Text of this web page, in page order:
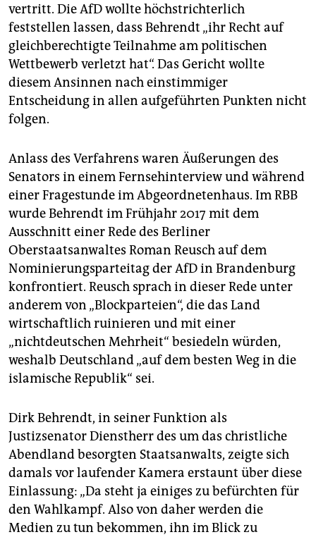
vertritt. Die AfD wollte höchstrichterlich
feststellen lassen, dass Behrendt „ihr Recht auf
gleichberechtigte Teilnahme am politischen
Wettbewerb verletzt hat“. Das Gericht wollte
diesem Ansinnen nach einstimmiger
Entscheidung in allen aufgeführten Punkten nicht
folgen.
Anlass des Verfahrens waren Äußerungen des
Senators in einem Fernsehinterview und während
einer Fragestunde im Abgeordnetenhaus. Im RBB
wurde Behrendt im Frühjahr 2017 mit dem
Ausschnitt einer Rede des Berliner
Oberstaatsanwaltes Roman Reusch auf dem
Nominierungsparteitag der AfD in Brandenburg
konfrontiert. Reusch sprach in dieser Rede unter
anderem von „Blockparteien“, die das Land
wirtschaftlich ruinieren und mit einer
„nichtdeutschen Mehrheit“ besiedeln würden,
weshalb Deutschland „auf dem besten Weg in die
islamische Republik“ sei.
Dirk Behrendt, in seiner Funktion als
Justizsenator Dienstherr des um das christliche
Abendland besorgten Staatsanwalts, zeigte sich
damals vor laufender Kamera erstaunt über diese
Einlassung: „Da steht ja einiges zu befürchten für
den Wahlkampf. Also von daher werden die
Medien zu tun bekommen, ihn im Blick zu